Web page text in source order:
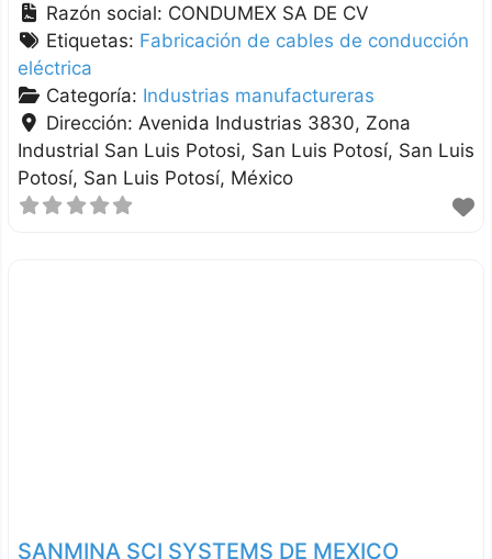
Razón social: CONDUMEX SA DE CV
Etiquetas: Fabricación de cables de conducción
eléctrica
Categoría: Industrias manufactureras
Dirección: Avenida Industrias 3830, Zona
Industrial San Luis Potosi, San Luis Potosí San Luis
Potosí San Luis Potosí México
SANMINA SCI SYSTEMS DE MEXICO